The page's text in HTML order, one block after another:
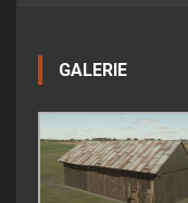
GALERIE